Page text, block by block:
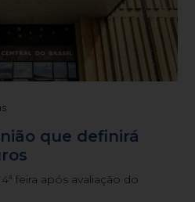
que definirá
feira após avaliação do